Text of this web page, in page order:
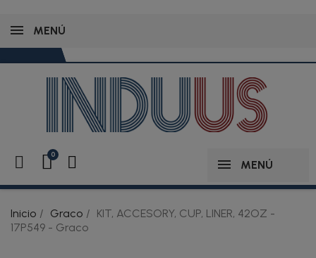
MENÚ
MENÚ
Inicio Graco
KIT, ACCESORY, CUP, LINER, 42OZ -
17P549 - Graco